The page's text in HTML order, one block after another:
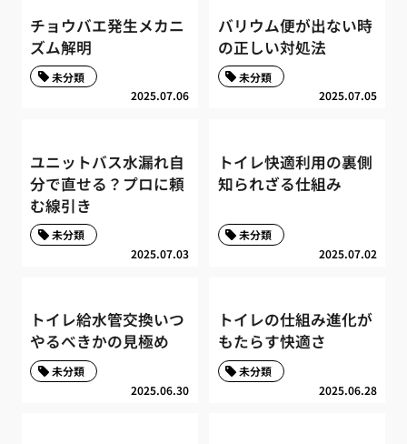
チョウバエ発生メカニ
ズム解明
2025.07.06
未分類
バリウム便が出ない時
の正しい対処法
2025.07.05
未分類
ユニットバス水漏れ自
分で直せる？プロに頼
む線引き
2025.07.03
未分類
トイレ快適利用の裏側
知られざる仕組み
2025.07.02
未分類
トイレ給水管交換いつ
やるべきかの見極め
2025.06.30
未分類
トイレの仕組み進化が
もたらす快適さ
2025.06.28
未分類